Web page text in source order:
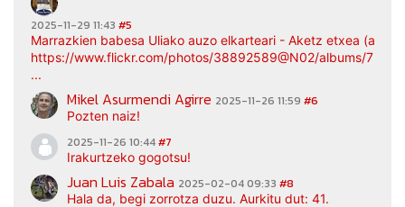
2025-11-29 11:43 #5
Marrazkien babesa Uliako auzo elkarteari - Aketz etxea
https://www.flickr.com/photos/38892589@N02/albums/
...
Mikel Asurmendi Agirre 2025-11-26 11:59 #6
Pozten naiz!
2025-11-26 10:44#7
Irakurtzeko gogotsu!
Juan Luis Zabala 2025-02-04 09:33 #8
Hala da, begi zorrotza duzu. Aurkitu dut: 41.